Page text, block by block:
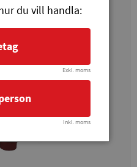
du vill handla:
Exkl. moms
Inkl. moms